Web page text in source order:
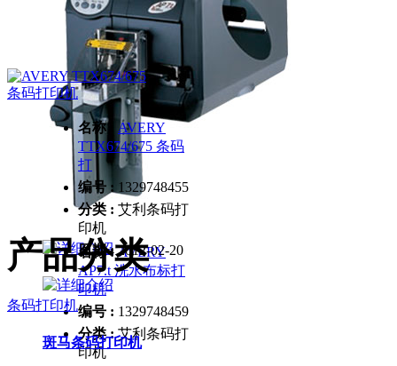
名称 :AVERY
TDI 单张吊牌打印
机
编号 :1329748461
分类 :
艾利条码打
印机
日期 : 2012-02-20
名称 :AVERY
AP7.t 洗水布标打
印机
编号 : 1329748459
分类 :艾利条码打
印机
名称 : AVERY
TTX674/675 条码
打
编号 : 1329748455
分类 : 艾利条码打
印机
日期 :2012-02-20
产品分类
条码打印机
斑马条码打印机